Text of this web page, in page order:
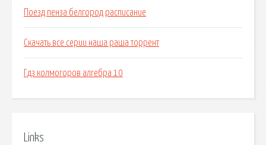
Поезд пенза белгород расписание
Скачать все серии наша раша торрент
Гдз колмогоров алгебра 10
Links